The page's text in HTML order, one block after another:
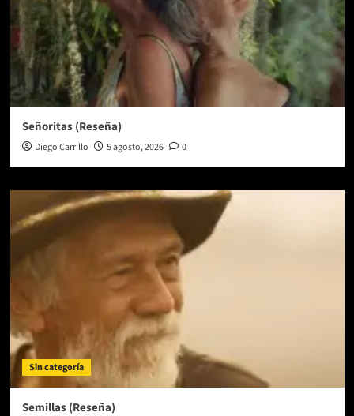
Señoritas (Reseña)
Diego Carrillo 5 agosto, 2026 0
Sin categoría
Semillas (Reseña)